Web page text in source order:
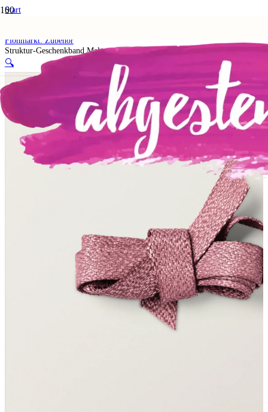
Start
Flohmarkt: Zubehör
Struktur-Geschenkband Malve
🔍